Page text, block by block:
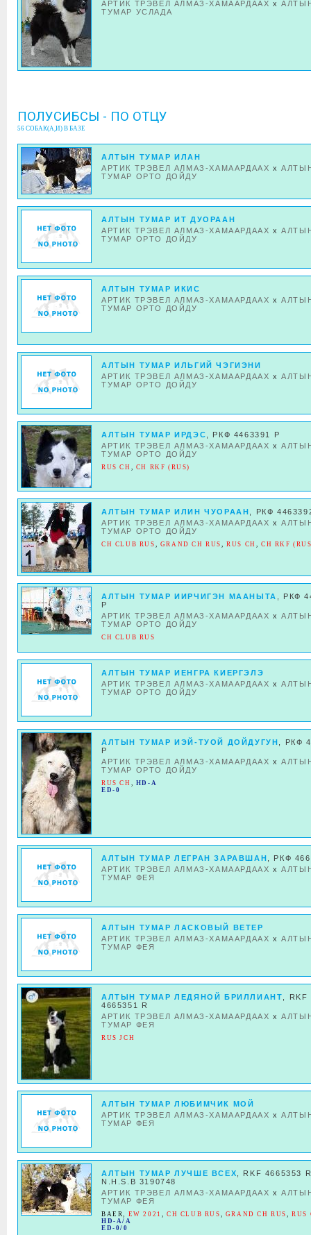
АРТИК ТРЭВЕЛ АЛМАЗ-ХАМААРДААХ x
ТУМАР УСЛАДА
ПОЛУСИБСЫ - ПО ОТЦУ
56 СОБАК(А,И) В БАЗЕ
АЛТЫН ТУМАР ИЛАН
АРТИК ТРЭВЕЛ АЛМАЗ-ХАМААРДААХ x
ТУМАР ОРТО ДОЙДУ
АЛТЫН ТУМАР ИТ ДУОРААН
АРТИК ТРЭВЕЛ АЛМАЗ-ХАМААРДААХ x
ТУМАР ОРТО ДОЙДУ
АЛТЫН ТУМАР ИКИС
АРТИК ТРЭВЕЛ АЛМАЗ-ХАМААРДААХ x
ТУМАР ОРТО ДОЙДУ
АЛТЫН ТУМАР ИЛЬГИЙ ЧЭГИЭНИ
АРТИК ТРЭВЕЛ АЛМАЗ-ХАМААРДААХ x
ТУМАР ОРТО ДОЙДУ
АЛТЫН ТУМАР ИРДЭС
, РКФ 4463391 Р
АРТИК ТРЭВЕЛ АЛМАЗ-ХАМААРДААХ x
ТУМАР ОРТО ДОЙДУ
RUS CH , CH RKF (RUS)
АЛТЫН ТУМАР ИЛИН ЧУОРААН
, РКФ
АРТИК ТРЭВЕЛ АЛМАЗ-ХАМААРДААХ x
ТУМАР ОРТО ДОЙДУ
CH CLUB RUS , GRAND CH RUS,RUS CH ,CH RKF
АЛТЫН ТУМАР ИИРЧИГЭН МААНЫТА
, РКФ
Р
АРТИК ТРЭВЕЛ АЛМАЗ-ХАМААРДААХ x
ТУМАР ОРТО ДОЙДУ
CH CLUB RUS
АЛТЫН ТУМАР ИЕНГРА КИЕРГЭЛЭ
АРТИК ТРЭВЕЛ АЛМАЗ-ХАМААРДААХ x
ТУМАР ОРТО ДОЙДУ
АЛТЫН ТУМАР ИЭЙ-ТУОЙ ДОЙДУГУН
, РКФ
Р
АРТИК ТРЭВЕЛ АЛМАЗ-ХАМААРДААХ x
ТУМАР ОРТО ДОЙДУ
RUS CH , HD-A
ED-0
АЛТЫН ТУМАР ЛЕГРАН ЗАРАВШАН
, РКФ
АРТИК ТРЭВЕЛ АЛМАЗ-ХАМААРДААХ x
ТУМАР ФЕЯ
АЛТЫН ТУМАР ЛАСКОВЫЙ ВЕТЕР
АРТИК ТРЭВЕЛ АЛМАЗ-ХАМААРДААХ x
ТУМАР ФЕЯ
АЛТЫН ТУМАР ЛЕДЯНОЙ БРИЛЛИАНТ
, RKF
4665351 R
АРТИК ТРЭВЕЛ АЛМАЗ-ХАМААРДААХ x
ТУМАР ФЕЯ
RUS JCH
АЛТЫН ТУМАР ЛЮБИМЧИК МОЙ
АРТИК ТРЭВЕЛ АЛМАЗ-ХАМААРДААХ x
ТУМАР ФЕЯ
АЛТЫН ТУМАР ЛУЧШЕ ВСЕХ
, RKF 4665353
N.H.S.B 3190748
АРТИК ТРЭВЕЛ АЛМАЗ-ХАМААРДААХ x
ТУМАР ФЕЯ
BAER, EW 2021 ,CH CLUB RUS , GRAND CH RUS,RUS
HD-A/A
ED-0/0